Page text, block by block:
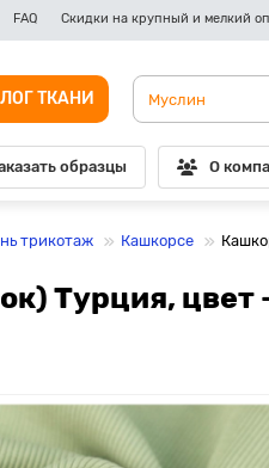
FAQ Скидки на крупный и мелкий
ТКАНИ
образцы О
трикотаж Кашкорсе
Турция,